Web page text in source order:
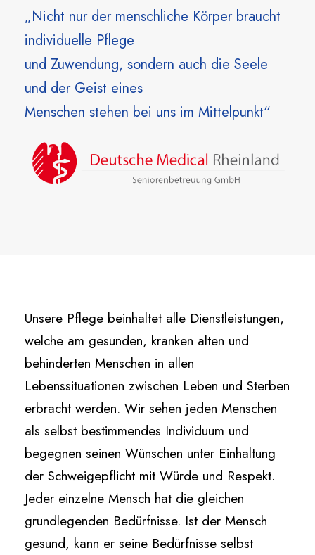
„Nicht nur der menschliche Körper braucht
individuelle Pflege
und Zuwendung, sondern auch die Seele
und der Geist eines
Menschen stehen bei uns im Mittelpunkt“
Unsere Pflege beinhaltet alle Dienstleistungen,
welche am gesunden, kranken alten und
behinderten Menschen in allen
Lebenssituationen zwischen Leben und Sterben
erbracht werden. Wir sehen jeden Menschen
als selbst bestimmendes Individuum und
begegnen seinen Wünschen unter Einhaltung
der Schweigepflicht mit Würde und Respekt.
Jeder einzelne Mensch hat die gleichen
grundlegenden Bedürfnisse. Ist der Mensch
gesund, kann er seine Bedürfnisse selbst